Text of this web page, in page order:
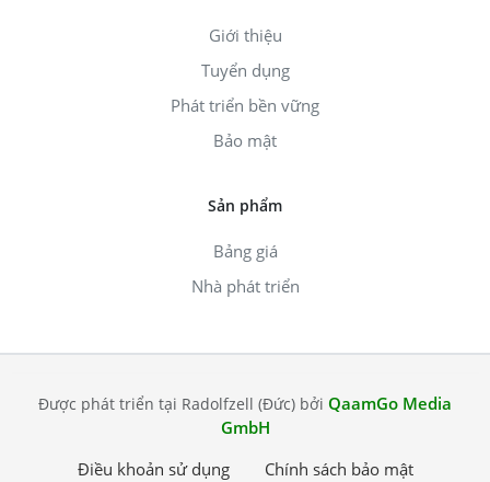
Giới thiệu
Tuyển dụng
Phát triển bền vững
Bảo mật
Sản phẩm
Bảng giá
Nhà phát triển
Được phát triển tại Radolfzell (Đức) bởi QaamGo Media
GmbH
Điều khoản sử dụng
Chính sách bảo mật